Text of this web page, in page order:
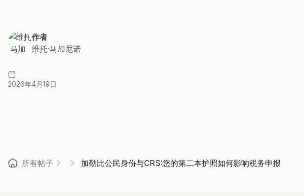
作者
维托·马加尼诺
2026年4月19日
所有帖子 加勒比公民身份与CRS:您的第二本护照如何影响税务申报